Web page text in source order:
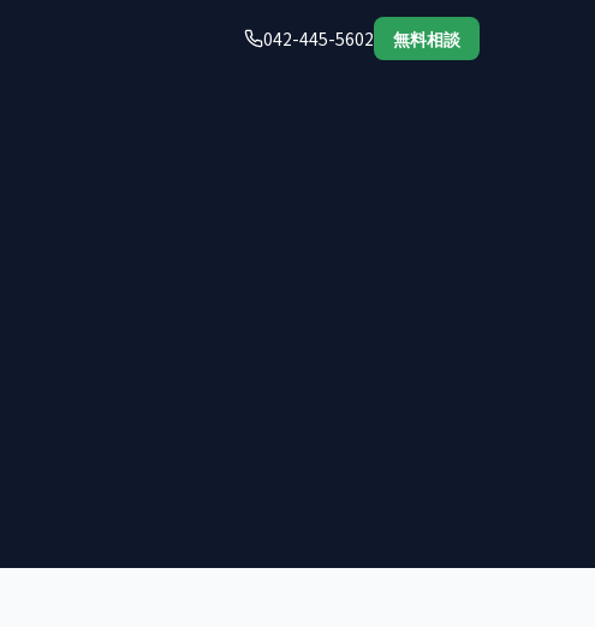
042-445-5602 無料相談